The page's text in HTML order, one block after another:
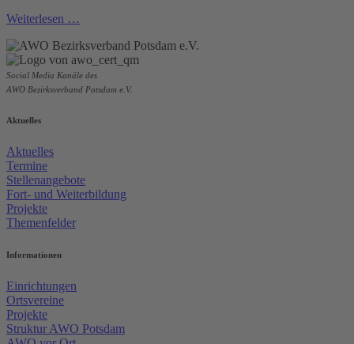
Weiterlesen …
Social Media Kanäle des
AWO Bezirksverband Potsdam e.V.
Aktuelles
Aktuelles
Termine
Stellenangebote
Fort- und Weiterbildung
Projekte
Themenfelder
Informationen
Einrichtungen
Ortsvereine
Projekte
Struktur AWO Potsdam